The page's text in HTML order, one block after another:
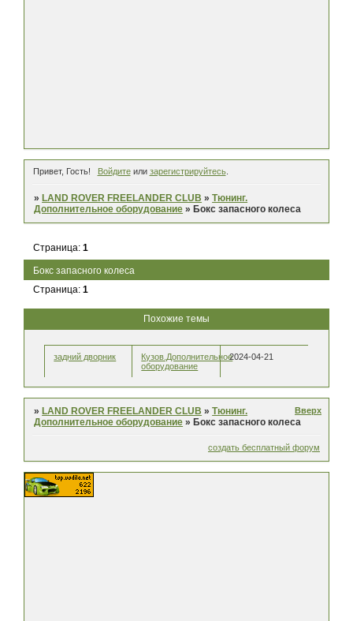
Привет, Гость! Войдитеили зарегистрируйтесь.
» LAND ROVER FREELANDER CLUB »Тюнинг.
Дополнительное оборудование » Бокс запасного колеса
Бокс запасного колеса
Страница:1
Страница:1
Похожие темы
задний дворник
Кузов.Дополнительное
оборудование
2024-04-21
» LAND ROVER FREELANDER CLUB »Тюнинг.
Дополнительное оборудование » Бокс запасного колеса
Вверх
создать бесплатный форум